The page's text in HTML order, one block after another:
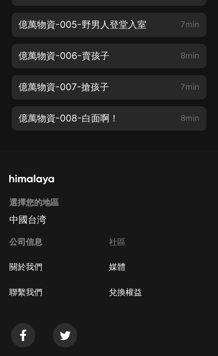
億萬物資-005-野男人登堂入室 7min
億萬物資-006-賣孩子 8min
億萬物資-007-搶孩子 7min
億萬物資-008-白面啊！ 8min
選擇您的地區
中國台湾
公司信息
關於我們
聯繫我們
社區
媒體
兌換權益